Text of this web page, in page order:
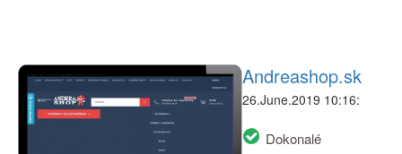
Andreashop.sk
26.June.2019 10:16:
Dokonalé